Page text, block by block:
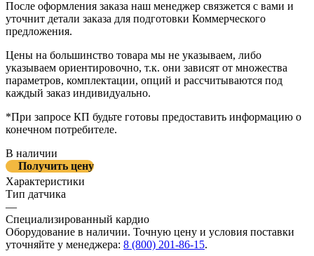
После оформления заказа наш менеджер связжется с вами и
уточнит детали заказа для подготовки Коммерческого
предложения.
Цены на большинство товара мы не указываем, либо
указываем ориентировочно, т.к. они зависят от множества
параметров, комплектации, опций и рассчитываются под
каждый заказ индивидуально.
*При запросе КП будьте готовы предоставить информацию о
конечном потребителе.
В наличии
Получить цену
Характеристики
Тип датчика
—
Специализированный кардио
Оборудование в наличии. Точную цену и условия поставки
уточняйте у менеджера: 8 (800) 201-86-15.